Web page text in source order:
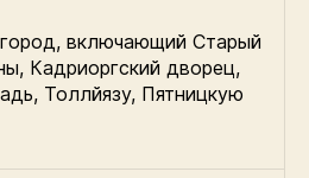
включающий Старый
Кадриоргский дворец,
Толлйязу, Пятницкую